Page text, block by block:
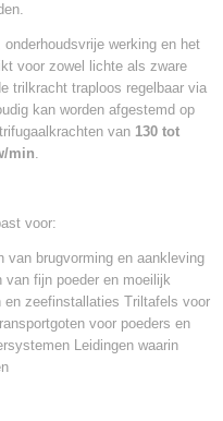
werking en het
voor zowel lichte als zware
trilkracht traploos regelbaar via
kan worden afgestemd op
van 130 tot
min.
voor:
van brugvorming en aankleving
fijn poeder en moeilijk
en zeefinstallaties Triltafels voor
voor poeders en
Leidingen waarin